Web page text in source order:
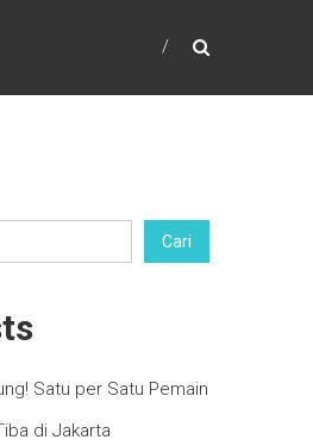
Cari
Satu per Satu Pemain
di Jakarta